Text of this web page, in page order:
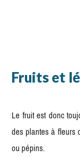
Fruits et
Le fruit est donc
des plantes à fleurs
ou pépins.